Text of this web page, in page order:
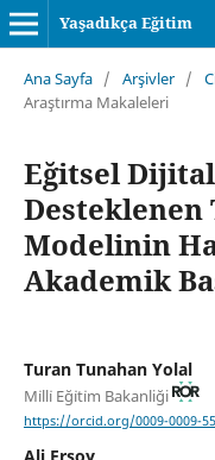
Yaşadıkça Eğitim
Ana Sayfa / Arşivler /
Araştırma Makaleleri
Eğitsel
Desteklenen
Modelinin
Akademik
Turan Tunahan Yolal
Mi̇lli̇ Eği̇ti̇m Bakanliği
https://orcid.org/0009-0009-